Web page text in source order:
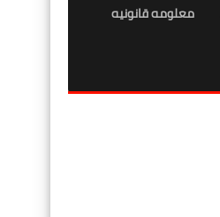
معلومه قانونيه